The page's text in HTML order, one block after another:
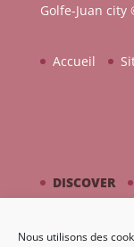
Nous utilisons des
Golfe-Juan city
Accueil
DISCOVER